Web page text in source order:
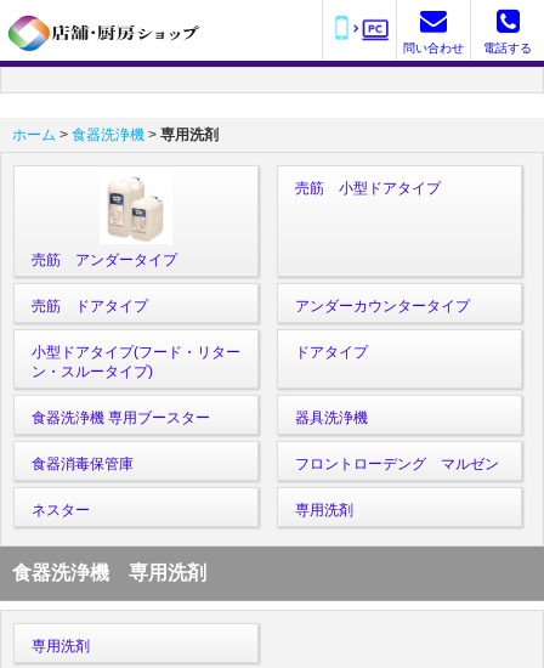
電話する
問い合わせ
ホーム > 食器洗浄機 > 専用洗剤
売筋 アンダータイプ
売筋 小型ドアタイプ
売筋 ドアタイプ アンダーカウンタータイプ
小型ドアタイプ(フード・リター
ン・スルータイプ)
ドアタイプ
食器洗浄機 専用ブースター 器具洗浄機
食器消毒保管庫 フロントローデング マルゼン
ネスター 専用洗剤
食器洗浄機 専用洗剤
専用洗剤